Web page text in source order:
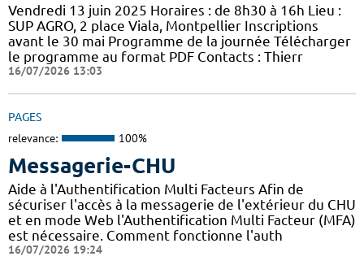
Vendredi 13 juin 2025 Horaires : de 8h30 à 16h Lieu :
SUP AGRO, 2 place Viala, Montpellier Inscriptions
avant le 30 mai Programme de la journée Télécharger
le programme au format PDF Contacts : Thierr
16/07/2026 13:03
PAGES
relevance: 100%
Messagerie-CHU
Aide à l'Authentification Multi Facteurs Afin de
sécuriser l'accès à la messagerie de l'extérieur du CHU
et en mode Web l'Authentification Multi Facteur (MFA)
est nécessaire. Comment fonctionne l'auth
16/07/2026 19:24